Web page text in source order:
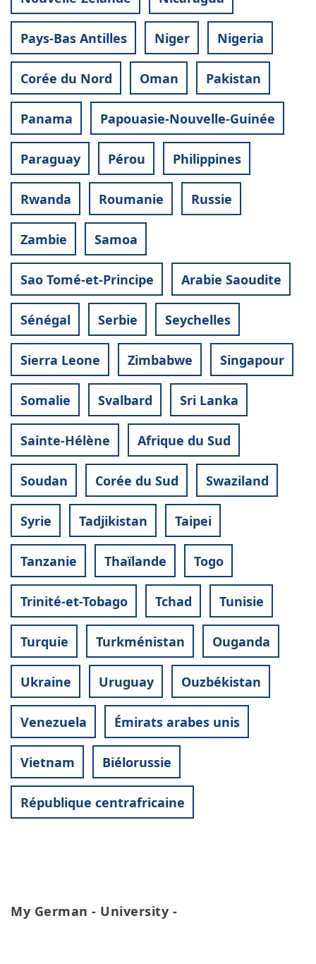
Pays-Bas Antilles Niger Nigeria
Corée du Nord Oman Pakistan
Panama Papouasie-Nouvelle-Guinée
Paraguay Pérou Philippines
Rwanda Roumanie Russie
Zambie Samoa
Sao Tomé-et-Principe Arabie Saoudite
Sénégal Serbie Seychelles
Sierra Leone Zimbabwe Singapour
Somalie Svalbard Sri Lanka
Sainte-Hélène Afrique du Sud
Soudan Corée du Sud Swaziland
Syrie Tadjikistan Taipei
Tanzanie Thaïlande Togo
Trinité-et-Tobago Tchad Tunisie
Turquie Turkménistan Ouganda
Ukraine Uruguay Ouzbékistan
Venezuela Émirats arabes unis
Vietnam Biélorussie
République centrafricaine
My German - University -